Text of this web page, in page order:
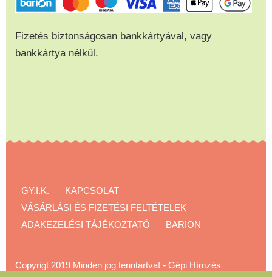
Fizetés biztonságosan bankkártyával, vagy
bankkártya nélkül.
GY.I.K.
KAPCSOLAT
VÁSÁRLÁSI ÉS FIZETÉSI FELTÉTELEK
ADAKEZELÉSI TÁJÉKOZTATÓ
BARION
Copyrigt 2019 Minden jog fenntartva! - Gépi Hímzés